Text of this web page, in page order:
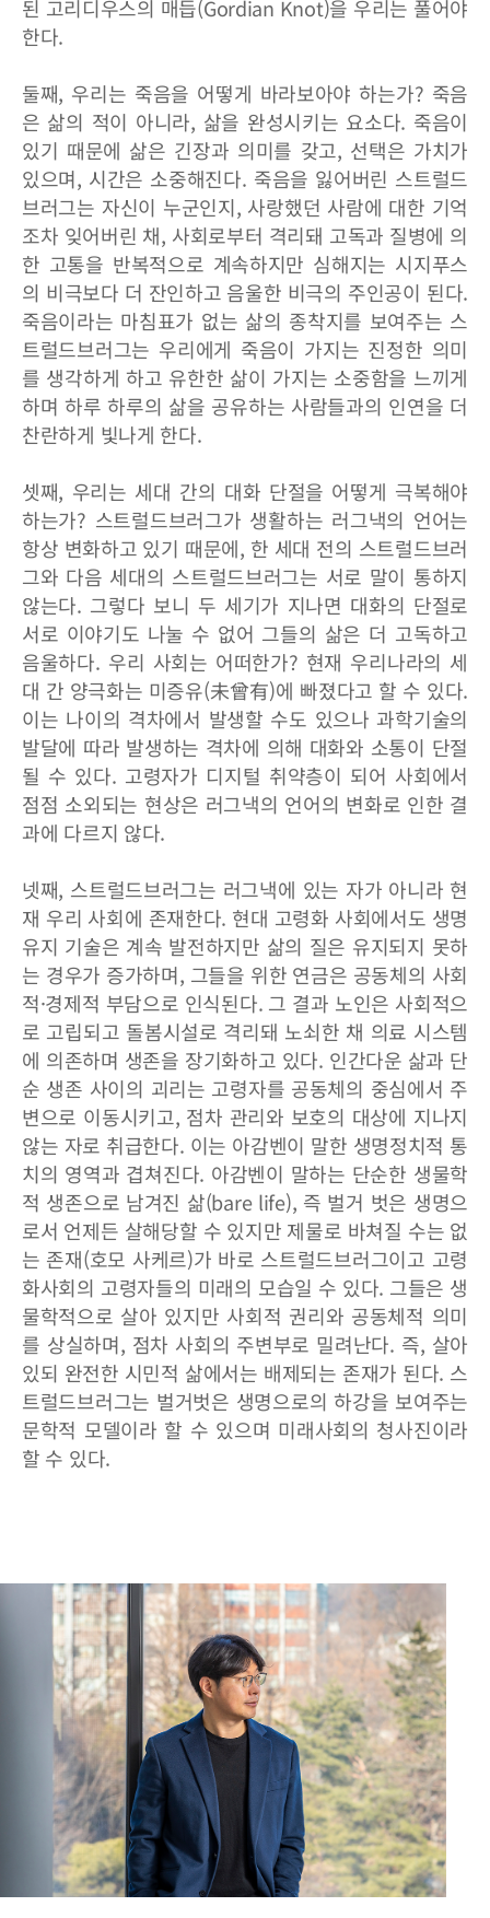
된 고리디우스의 매듭(Gordian Knot)을 우리는 풀어야
한다.
둘째, 우리는 죽음을 어떻게 바라보아야 하는가? 죽음
은 삶의 적이 아니라, 삶을 완성시키는 요소다. 죽음이
있기 때문에 삶은 긴장과 의미를 갖고, 선택은 가치가
있으며, 시간은 소중해진다. 죽음을 잃어버린 스트럴드
브러그는 자신이 누군인지, 사랑했던 사람에 대한 기억
조차 잊어버린 채, 사회로부터 격리돼 고독과 질병에 의
한 고통을 반복적으로 계속하지만 심해지는 시지푸스
의 비극보다 더 잔인하고 음울한 비극의 주인공이 된다.
죽음이라는 마침표가 없는 삶의 종착지를 보여주는 스
트럴드브러그는 우리에게 죽음이 가지는 진정한 의미
를 생각하게 하고 유한한 삶이 가지는 소중함을 느끼게
하며 하루 하루의 삶을 공유하는 사람들과의 인연을 더
찬란하게 빛나게 한다.
셋째, 우리는 세대 간의 대화 단절을 어떻게 극복해야
하는가? 스트럴드브러그가 생활하는 러그낵의 언어는
항상 변화하고 있기 때문에, 한 세대 전의 스트럴드브러
그와 다음 세대의 스트럴드브러그는 서로 말이 통하지
않는다. 그렇다 보니 두 세기가 지나면 대화의 단절로
서로 이야기도 나눌 수 없어 그들의 삶은 더 고독하고
음울하다. 우리 사회는 어떠한가? 현재 우리나라의 세
대 간 양극화는 미증유(未曾有)에 빠졌다고 할 수 있다.
이는 나이의 격차에서 발생할 수도 있으나 과학기술의
발달에 따라 발생하는 격차에 의해 대화와 소통이 단절
될 수 있다. 고령자가 디지털 취약층이 되어 사회에서
점점 소외되는 현상은 러그낵의 언어의 변화로 인한 결
과에 다르지 않다.
넷째, 스트럴드브러그는 러그낵에 있는 자가 아니라 현
재 우리 사회에 존재한다. 현대 고령화 사회에서도 생명
유지 기술은 계속 발전하지만 삶의 질은 유지되지 못하
는 경우가 증가하며, 그들을 위한 연금은 공동체의 사회
적·경제적 부담으로 인식된다. 그 결과 노인은 사회적으
로 고립되고 돌봄시설로 격리돼 노쇠한 채 의료 시스템
에 의존하며 생존을 장기화하고 있다. 인간다운 삶과 단
순 생존 사이의 괴리는 고령자를 공동체의 중심에서 주
변으로 이동시키고, 점차 관리와 보호의 대상에 지나지
않는 자로 취급한다. 이는 아감벤이 말한 생명정치적 통
치의 영역과 겹쳐진다. 아감벤이 말하는 단순한 생물학
적 생존으로 남겨진 삶(bare life), 즉 벌거 벗은 생명으
로서 언제든 살해당할 수 있지만 제물로 바쳐질 수는 없
는 존재(호모 사케르)가 바로 스트럴드브러그이고 고령
화사회의 고령자들의 미래의 모습일 수 있다. 그들은 생
물학적으로 살아 있지만 사회적 권리와 공동체적 의미
를 상실하며, 점차 사회의 주변부로 밀려난다. 즉, 살아
있되 완전한 시민적 삶에서는 배제되는 존재가 된다. 스
트럴드브러그는 벌거벗은 생명으로의 하강을 보여주는
문학적 모델이라 할 수 있으며 미래사회의 청사진이라
할 수 있다.